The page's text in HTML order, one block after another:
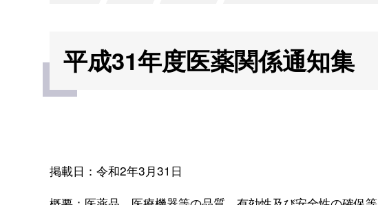
平成31年度医薬関係通知集
掲載日：令和2年3月31日